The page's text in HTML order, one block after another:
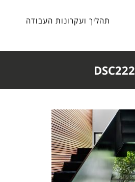
תהליך ועקרונות העבודה